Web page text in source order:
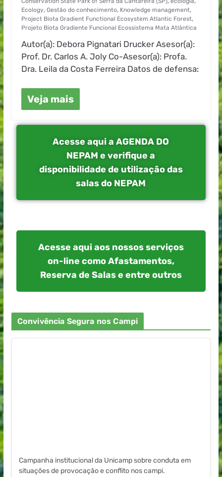
Ecology, Gestão do conhecimento, Knowledge management,
Project Biota Gradient Functional Ecosystem Atlantic Forest,
Projeto Biota Gradiente Funcional Ecossistema Mata Atlântica
Autor(a): Debora Pignatari Drucker Asesor(a):
Prof. Dr. Carlos A. Joly Co-Asesor(a): Profa.
Dra. Leila da Costa Ferreira Datos de defensa:
Veja mais
Acesse aqui a AGENDA DO
NEPAM e verifique a
disponibilidade de utilização das
salas do NEPAM
Acesse aqui aos nossos serviços
on-line como Afastamentos,
Reserva de Salas e entre outros
Convivência Segura nos Campi
Campanha institucional da Unicamp sobre conduta em
situações de provocação e conflito nos campi.